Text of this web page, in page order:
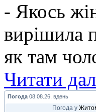
- Якось
вирішила
як там
Читати
Погода 08.08.26, вдень
Погода у